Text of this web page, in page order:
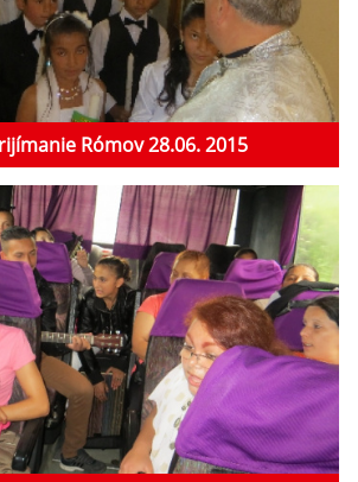
Rómov 28.06. 2015